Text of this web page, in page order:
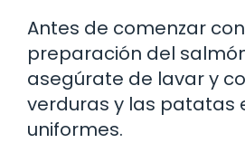
Antes de comenzar
preparación del
asegúrate de lavar y
verduras y las patatas
uniformes.